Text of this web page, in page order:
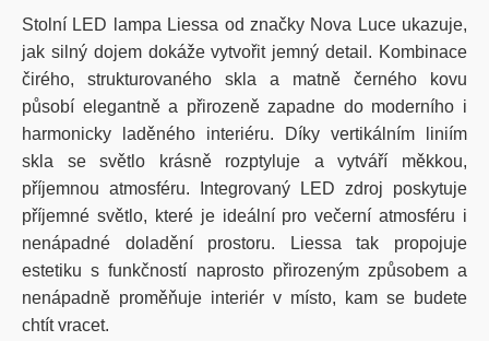
Stolní LED lampa Liessa od značky Nova Luce ukazuje,
jak silný dojem dokáže vytvořit jemný detail. Kombinace
čirého, strukturovaného skla a matně černého kovu
působí elegantně a přirozeně zapadne do moderního i
harmonicky laděného interiéru. Díky vertikálním liniím
skla se světlo krásně rozptyluje a vytváří měkkou,
příjemnou atmosféru. Integrovaný LED zdroj poskytuje
příjemné světlo, které je ideální pro večerní atmosféru i
nenápadné doladění prostoru. Liessa tak propojuje
estetiku s funkčností naprosto přirozeným způsobem a
nenápadně proměňuje interiér v místo, kam se budete
chtít vracet.